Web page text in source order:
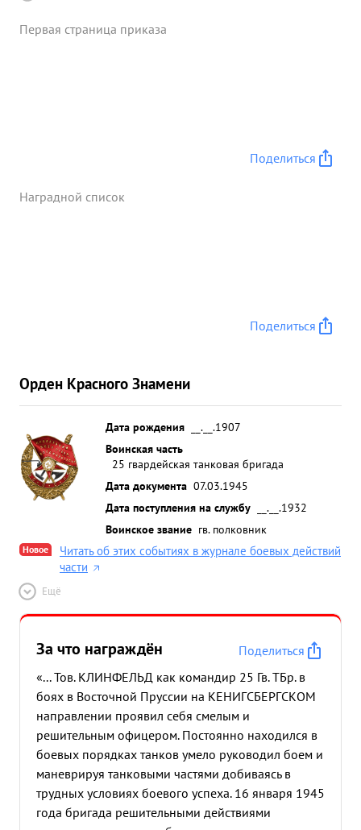
Первая страница приказа
Поделиться
Наградной список
Поделиться
Орден Красного Знамени
Дата рождения
__.__.1907
Воинская часть
25 гвардейская танковая бригада
Дата документа 07.03.1945
Дата поступления на службу
__.__.1932
Воинское звание гв. полковник
Новое
Читать об этих событиях в журнале боевых действий
части
Ещё
За что награждён
Поделиться
«... Тов. КЛИНФЕЛЬД как командир 25 Гв. ТБр. в
боях в Восточной Пруссии на КЕНИГСБЕРГСКОМ
направлении проявил себя смелым и
решительным офицером. Постоянно находился в
боевых порядках танков умело руководил боем и
маневрируя танковыми частями добиваясь в
трудных условиях боевого успеха. 16 января 1945
года бригада решительными действиями